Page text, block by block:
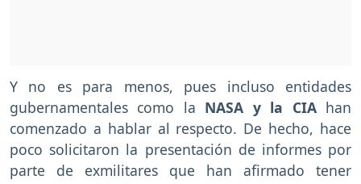
Y no es para menos, pues incluso entidades
gubernamentales como la NASA y la CIA han
comenzado a hablar al respecto. De hecho, hace
poco solicitaron la presentación de informes por
parte de exmilitares que han afirmado tener